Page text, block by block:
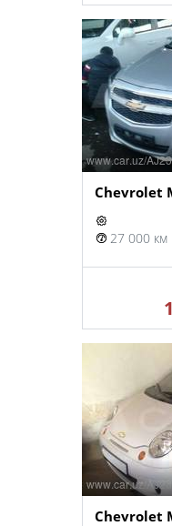
Chevrolet
27 000 км
Chevrolet